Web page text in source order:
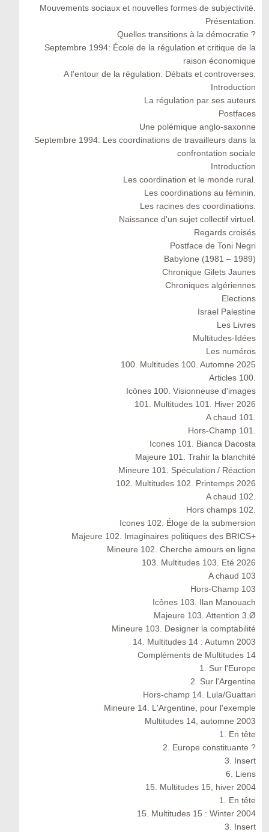
Mouvements sociaux et nouvelles formes de subjectivité.
Présentation.
Quelles transitions à la démocratie ?
Septembre 1994: École de la régulation et critique de la
raison économique
A l'entour de la régulation. Débats et controverses.
Introduction
La régulation par ses auteurs
Postfaces
Une polémique anglo-saxonne
Septembre 1994: Les coordinations de travailleurs dans la
confrontation sociale
Introduction
Les coordination et le monde rural.
Les coordinations au féminin.
Les racines des coordinations.
Naissance d'un sujet collectif virtuel.
Regards croisés
Postface de Toni Negri
Babylone (1981 – 1989)
Chronique Gilets Jaunes
Chroniques algériennes
Elections
Israel Palestine
Les Livres
Multitudes-Idées
Les numéros
100. Multitudes 100. Automne 2025
Articles 100.
Icônes 100. Visionneuse d'images
101. Multitudes 101. Hiver 2026
A chaud 101.
Hors-Champ 101.
Icones 101. Bianca Dacosta
Majeure 101. Trahir la blanchité
Mineure 101. Spéculation / Réaction
102. Multitudes 102. Printemps 2026
A chaud 102.
Hors champs 102.
Icones 102. Éloge de la submersion
Majeure 102. Imaginaires politiques des BRICS+
Mineure 102. Cherche amours en ligne
103. Multitudes 103. Eté 2026
A chaud 103
Hors-Champ 103
Icônes 103. Ilan Manouach
Majeure 103. Attention 3.Ø
Mineure 103. Designer la comptabilité
14. Multitudes 14 : Autumn 2003
Compléments de Multitudes 14
1. Sur l'Europe
2. Sur l'Argentine
Hors-champ 14. Lula/Guattari
Mineure 14. L'Argentine, pour l'exemple
Multitudes 14, automne 2003
1. En tête
2. Europe constituante ?
3. Insert
6. Liens
15. Multitudes 15, hiver 2004
1. En tête
15. Multitudes 15 : Winter 2004
3. Insert